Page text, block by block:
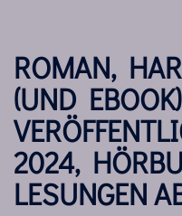
ROMAN,
(UND
2024,
LESUNGEN